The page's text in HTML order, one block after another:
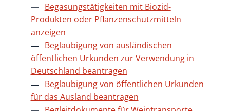
Begasungstätigkeiten mit Biozid-
Produkten oder Pflanzenschutzmitteln
anzeigen
Beglaubigung von ausländischen
öffentlichen Urkunden zur Verwendung in
Deutschland beantragen
Beglaubigung von öffentlichen Urkunden
für das Ausland beantragen